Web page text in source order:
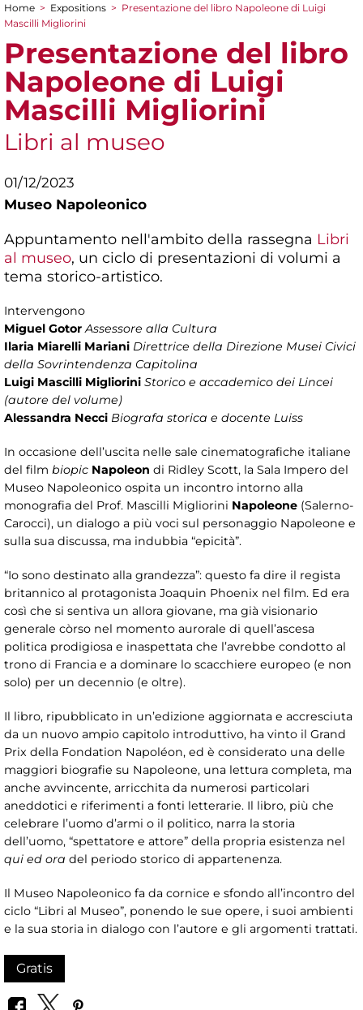
You are here
Home > Expositions > Presentazione del libro Napoleone di Luigi
Mascilli Migliorini
Presentazione del libro
Napoleone di Luigi
Mascilli Migliorini
Libri al museo
01/12/2023
Museo Napoleonico
Appuntamento nell'ambito della rassegna Libri
al museo, un ciclo di presentazioni di volumi a
tema storico-artistico.
Intervengono
Miguel Gotor Assessore alla Cultura
Ilaria Miarelli Mariani Direttrice della Direzione Musei Civici
della Sovrintendenza Capitolina
Luigi Mascilli Migliorini Storico e accademico dei Lincei
(autore del volume)
Alessandra Necci Biografa storica e docente Luiss
In occasione dell’uscita nelle sale cinematografiche italiane
del film biopic Napoleon di Ridley Scott, la Sala Impero del
Museo Napoleonico ospita un incontro intorno alla
monografia del Prof. Mascilli Migliorini Napoleone (Salerno-
Carocci), un dialogo a più voci sul personaggio Napoleone e
sulla sua discussa, ma indubbia “epicità”.
“Io sono destinato alla grandezza”: questo fa dire il regista
britannico al protagonista Joaquin Phoenix nel film. Ed era
così che si sentiva un allora giovane, ma già visionario
generale còrso nel momento aurorale di quell’ascesa
politica prodigiosa e inaspettata che l’avrebbe condotto al
trono di Francia e a dominare lo scacchiere europeo (e non
solo) per un decennio (e oltre).
Il libro, ripubblicato in un’edizione aggiornata e accresciuta
da un nuovo ampio capitolo introduttivo, ha vinto il Grand
Prix della Fondation Napoléon, ed è considerato una delle
maggiori biografie su Napoleone, una lettura completa, ma
anche avvincente, arricchita da numerosi particolari
aneddotici e riferimenti a fonti letterarie. Il libro, più che
celebrare l’uomo d’armi o il politico, narra la storia
dell’uomo, “spettatore e attore” della propria esistenza nel
qui ed ora del periodo storico di appartenenza.
Il Museo Napoleonico fa da cornice e sfondo all’incontro del
ciclo “Libri al Museo”, ponendo le sue opere, i suoi ambienti
e la sua storia in dialogo con l’autore e gli argomenti trattati.
Gratis